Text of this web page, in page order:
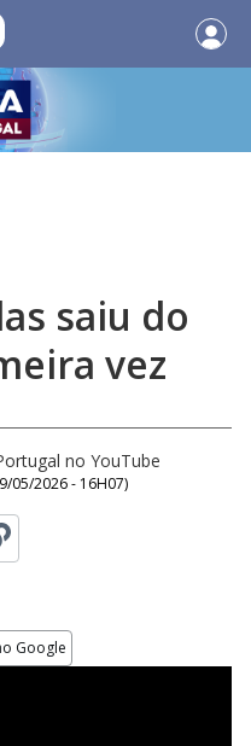
saiu do
vez
no YouTube
05/2026 - 16H07)
Google